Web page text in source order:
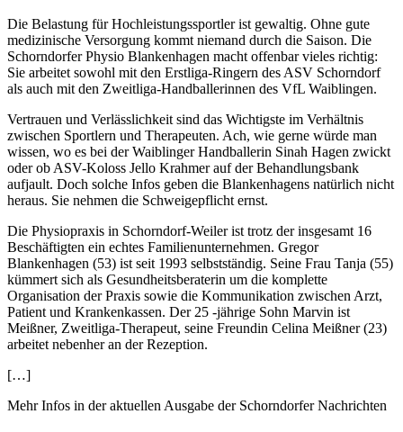
Die Belastung für Hochleistungssportler ist gewaltig. Ohne gute
medizinische Versorgung kommt niemand durch die Saison. Die
Schorndorfer Physio Blankenhagen macht offenbar vieles richtig:
Sie arbeitet sowohl mit den Erstliga-Ringern des ASV Schorndorf
als auch mit den Zweitliga-Handballerinnen des VfL Waiblingen.
Vertrauen und Verlässlichkeit sind das Wichtigste im Verhältnis
zwischen Sportlern und Therapeuten. Ach, wie gerne würde man
wissen, wo es bei der Waiblinger Handballerin Sinah Hagen zwickt
oder ob ASV-Koloss Jello Krahmer auf der Behandlungsbank
aufjault. Doch solche Infos geben die Blankenhagens natürlich nicht
heraus. Sie nehmen die Schweigepflicht ernst.
Die Physiopraxis in Schorndorf-Weiler ist trotz der insgesamt 16
Beschäftigten ein echtes Familienunternehmen. Gregor
Blankenhagen (53) ist seit 1993 selbstständig. Seine Frau Tanja (55)
kümmert sich als Gesundheitsberaterin um die komplette
Organisation der Praxis sowie die Kommunikation zwischen Arzt,
Patient und Krankenkassen. Der 25 -jährige Sohn Marvin ist
Meißner, Zweitliga-Therapeut, seine Freundin Celina Meißner (23)
arbeitet nebenher an der Rezeption.
[…]
Mehr Infos in der aktuellen Ausgabe der Schorndorfer Nachrichten